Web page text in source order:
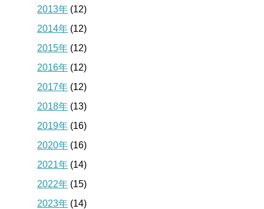
2013年 (12)
2014年 (12)
2015年 (12)
2016年 (12)
2017年 (12)
2018年 (13)
2019年 (16)
2020年 (16)
2021年 (14)
2022年 (15)
2023年 (14)